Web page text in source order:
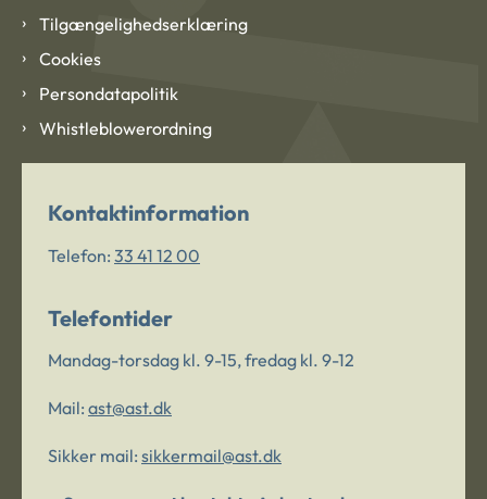
Tilgængelighedserklæring
Cookies
Persondatapolitik
Whistleblowerordning
Kontaktinformation
Telefon: 33 41 12 00
Telefontider
Mandag-torsdag kl. 9-15, fredag kl. 9-12
Mail: ast@ast.dk
Sikker mail: sikkermail@ast.dk